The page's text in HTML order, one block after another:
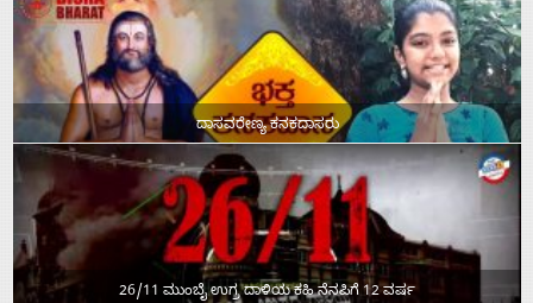
ದಾಸವರೇಣ್ಯ ಕನಕದಾಸರು
26/11 ಮುಂಬೈ ಉಗ್ರ ದಾಳಿಯ ಕಹಿ ನೆನಪಿಗೆ 12 ವರ್ಷ